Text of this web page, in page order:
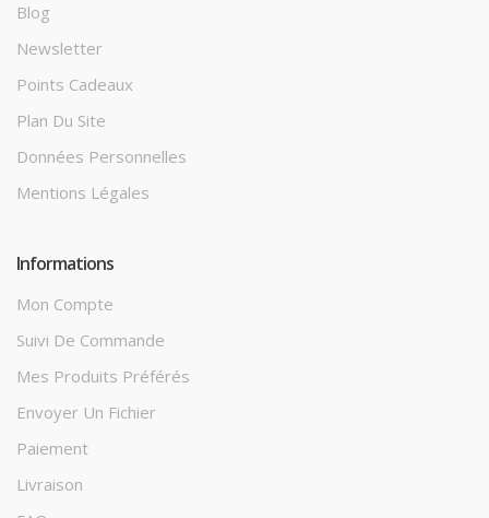
Blog
Newsletter
Points Cadeaux
Plan Du Site
Données Personnelles
Mentions Légales
Informations
Mon Compte
Suivi De Commande
Mes Produits Préférés
Envoyer Un Fichier
Paiement
Livraison